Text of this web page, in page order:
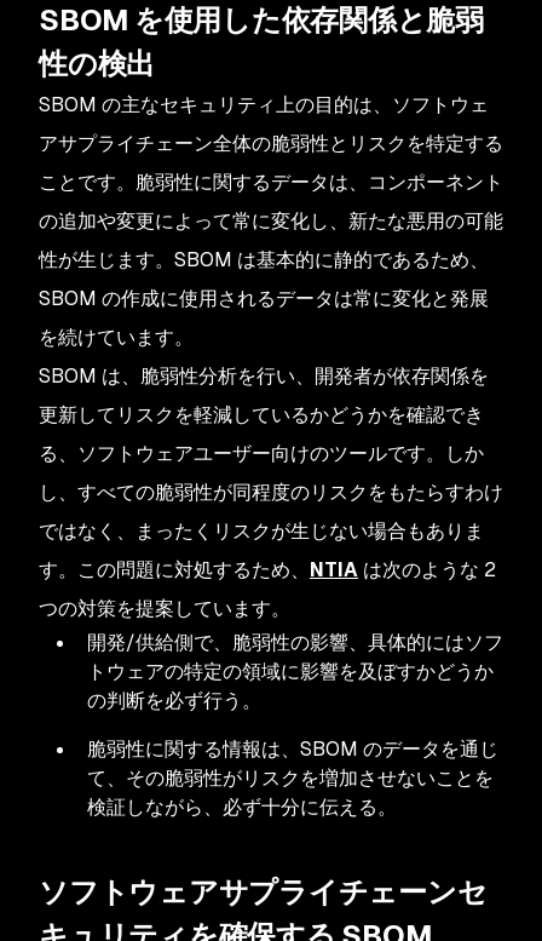
SBOM を使用した依存関係と脆弱
性の検出
SBOM の主なセキュリティ上の目的は、ソフトウェ
アサプライチェーン全体の脆弱性とリスクを特定する
ことです。脆弱性に関するデータは、コンポーネント
の追加や変更によって常に変化し、新たな悪用の可能
性が生じます。SBOM は基本的に静的であるため、
SBOM の作成に使用されるデータは常に変化と発展
を続けています。
SBOM は、脆弱性分析を行い、開発者が依存関係を
更新してリスクを軽減しているかどうかを確認でき
る、ソフトウェアユーザー向けのツールです。しか
し、すべての脆弱性が同程度のリスクをもたらすわけ
ではなく、まったくリスクが生じない場合もありま
す。この問題に対処するため、 NTIA は次のような 2
つの対策を提案しています。
開発/供給側で、脆弱性の影響、具体的にはソフ
トウェアの特定の領域に影響を及ぼすかどうか
の判断を必ず行う。
脆弱性に関する情報は、SBOM のデータを通じ
て、その脆弱性がリスクを増加させないことを
検証しながら、必ず十分に伝える。
ソフトウェアサプライチェーンセ